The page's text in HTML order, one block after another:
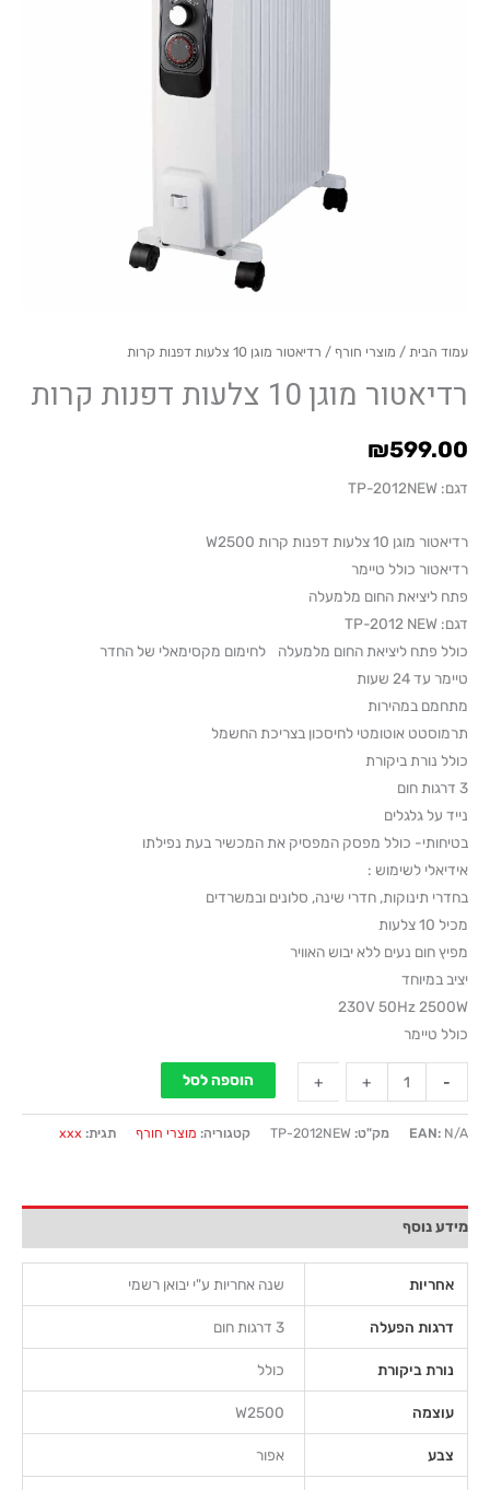
עמוד הבית / מוצרי חורף / רדיאטור מוגן 10 צלעות דפנות קרות
רדיאטור מוגן 10 צלעות דפנות קרות
₪599.00
דגם: TP-2012NEW
רדיאטור מוגן 10 צלעות דפנות קרות W2500
רדיאטור כולל טיימר
פתח ליציאת החום מלמעלה
דגם: TP-2012 NEW
כולל פתח ליציאת החום מלמעלה לחימום מקסימאלי של החדר
טיימר עד 24 שעות
מתחמם במהירות
תרמוסטט אוטומטי לחיסכון בצריכת החשמל
כולל נורת ביקורת
3 דרגות חום
נייד על גלגלים
בטיחותי- כולל מפסק המפסיק את המכשיר בעת נפילתו
אידיאלי לשימוש :
בחדרי תינוקות, חדרי שינה, סלונים ובמשרדים
מכיל 10 צלעות
מפיץ חום נעים ללא יבוש האוויר
יציב במיוחד
230V 50Hz 2500W
כולל טיימר
-
-
+
+ הוספה לסל
EAN: N/A מק"ט: TP-2012NEW קטגוריה: מוצרי חורף תגית: xxx
מידע נוסף
אחריות שנה אחריות ע"י יבואן רשמי
דרגות הפעלה 3 דרגות חום
נורת ביקורת כולל
עוצמה W2500
צבע אפור